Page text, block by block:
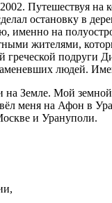
Путешествуя
остановку в
именно на
жителями,
подруги
людей.
Земле. Мой
меня на Афон в
и Урануполи.